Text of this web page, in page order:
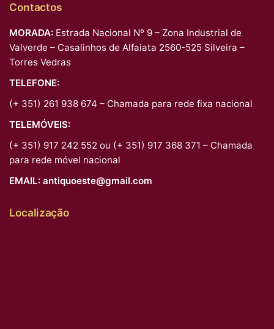
Contactos
MORADA: Estrada Nacional Nº 9 – Zona Industrial de
Valverde – Casalinhos de Alfaiata 2560-525 Silveira –
Torres Vedras
TELEFONE:
(+ 351) 261 938 674 – Chamada para rede fixa nacional
TELEMÓVEIS:
(+ 351) 917 242 552 ou (+ 351) 917 368 371 – Chamada
para rede móvel nacional
EMAIL: antiquoeste@gmail.com
Localização